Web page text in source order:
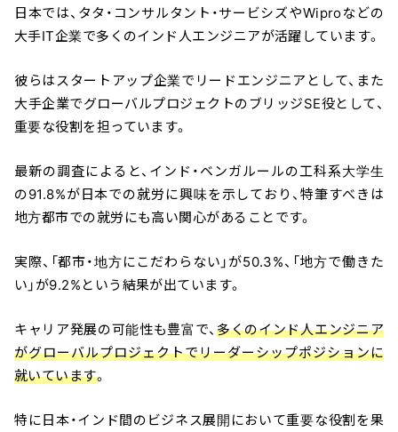
日本では、タタ・コンサルタント・サービシズやWiproなどの
大手IT企業で多くのインド人エンジニアが活躍しています。
彼らはスタートアップ企業でリードエンジニアとして、また
大手企業でグローバルプロジェクトのブリッジSE役として、
重要な役割を担っています。
最新の調査によると、インド・ベンガルールの工科系大学生
の91.8%が日本での就労に興味を示しており、特筆すべきは
地方都市での就労にも高い関心があることです。
実際、「都市・地方にこだわらない」が50.3%、「地方で働きた
い」が9.2%という結果が出ています。
キャリア発展の可能性も豊富で、多くのインド人エンジニア
がグローバルプロジェクトでリーダーシップポジションに
就いています。
特に日本・インド間のビジネス展開において重要な役割を果